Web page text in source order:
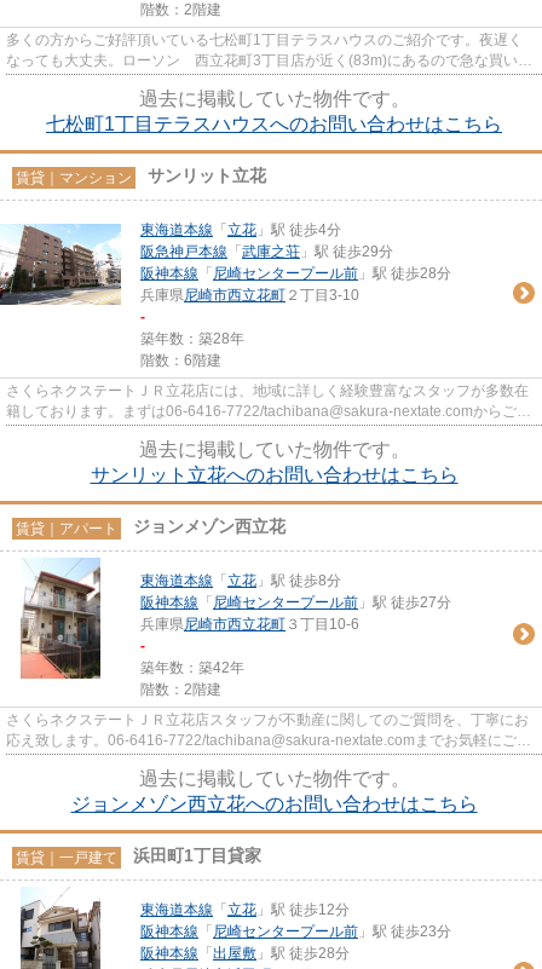
階数：2階建
多くの方からご好評頂いている七松町1丁目テラスハウスのご紹介です。夜遅く
なっても大丈夫。ローソン 西立花町3丁目店が近く(83m)にあるので急な買い物
過去に掲載していた物件です。
七松町1丁目テラスハウスへのお問い合わせはこちら
賃貸｜マンション サンリット立花
東海道本線 「 立花 」駅 徒歩4分
阪急神戸本線 「 武庫之荘 」駅 徒歩29分
阪神本線 「 尼崎センタープール前 」駅 徒歩28分
兵庫県尼崎市西立花町 ２丁目3-10
-
築年数：築28年
階数：6階建
さくらネクステートＪＲ立花店には、地域に詳しく経験豊富なスタッフが多数在
籍しております。まずは06-6416-7722/tachibana@sakura-nextate.comからご連
過去に掲載していた物件です。
サンリット立花へのお問い合わせはこちら
賃貸｜アパート ジョンメゾン西立花
東海道本線 「 立花 」駅 徒歩8分
阪神本線 「 尼崎センタープール前 」駅 徒歩27分
兵庫県尼崎市西立花町 ３丁目10-6
-
築年数：築42年
階数：2階建
さくらネクステートＪＲ立花店スタッフが不動産に関してのご質問を、丁寧にお
応え致します。06-6416-7722/tachibana@sakura-nextate.comまでお気軽にご連
過去に掲載していた物件です。
ジョンメゾン西立花へのお問い合わせはこちら
賃貸｜一戸建て 浜田町1丁目貸家
東海道本線 「 立花 」駅 徒歩12分
阪神本線 「 尼崎センタープール前 」駅 徒歩23分
阪神本線 「 出屋敷 」駅 徒歩28分